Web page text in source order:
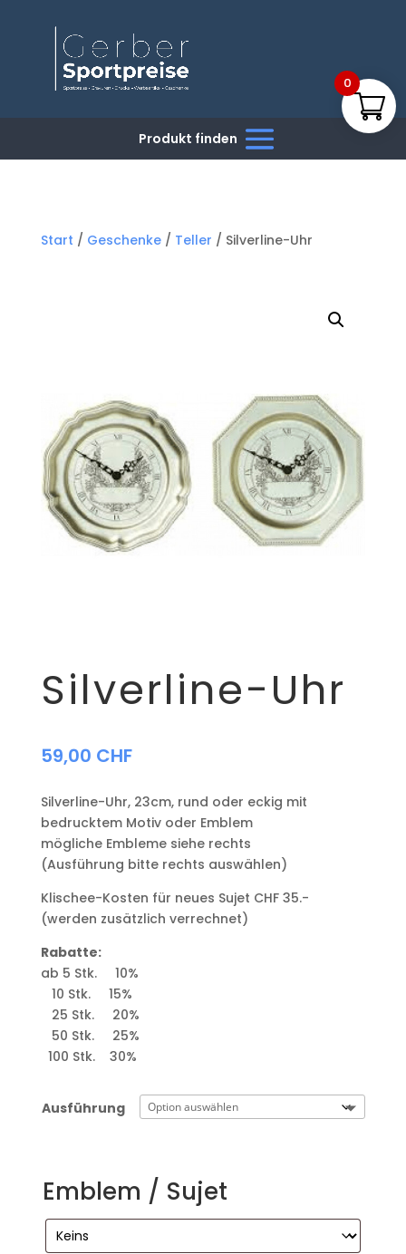
Start / Geschenke/ Teller / Silverline-Uhr
Silverline-Uhr
59,00 CHF
Silverline-Uhr, 23cm, rund oder eckig mit
bedrucktem Motiv oder Emblem
mögliche Embleme siehe rechts
(Ausführung bitte rechts auswählen)
Klischee-Kosten für neues Sujet CHF 35.-
(werden zusätzlich verrechnet)
Rabatte:
ab 5 Stk. 10%
10 Stk. 15%
25 Stk. 20%
50 Stk. 25%
100 Stk. 30%
Ausführung
Emblem / Sujet
0